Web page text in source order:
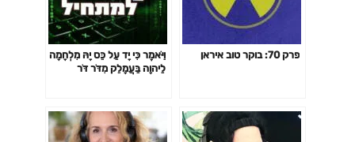
פרק 70: בוקר טוב איראן
וַיֹּאמֶר כִּי יָד עַל כֵּס יָהּ מִלְחָמָה
לַיהוָה בַּעֲמָלֵק מִדֹּר דֹּר